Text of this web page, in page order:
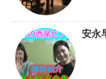
安永